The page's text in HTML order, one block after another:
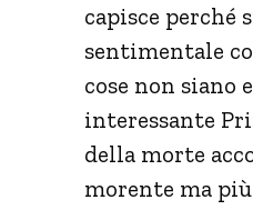
capisce perché
sentimentale
cose non siano
interessante
della morte
morente ma